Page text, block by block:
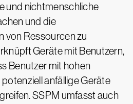
und nichtmenschliche
und die
von Ressourcen zu
Geräte mit Benutzern,
Benutzer mit hohen
anfällige Geräte
SSPM umfasst auch